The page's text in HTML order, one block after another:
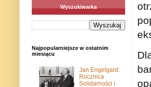
Wyszukiwarka
Najpopularniejsze w ostatnim
miesiącu
Jan Engelgard:
Rocznica
Solidarności i